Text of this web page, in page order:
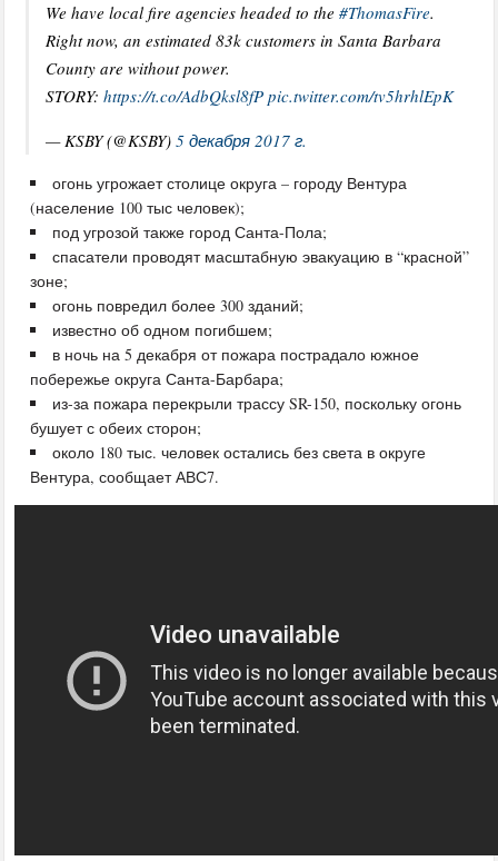
We have local fire agencies headed to the#ThomasFire.
Right now, an estimated 83k customers in Santa Barbara
County are without power.
STORY:https://t.co/AdbQksl8fP pic.twitter.com/tv5hrhlEpK
— KSBY (@KSBY)5 декабря 2017 г.
огонь угрожает столице округа – городу Вентура
(население 100 тыс человек);
под угрозой также город Санта-Пола;
спасатели проводят масштабную эвакуацию в “красной”
зоне;
огонь повредил более 300 зданий;
известно об одном погибшем;
в ночь на 5 декабря от пожара пострадало южное
побережье округа Санта-Барбара;
из-за пожара перекрыли трассу SR-150, поскольку огонь
бушует с обеих сторон;
около 180 тыс. человек остались без света в округе
Вентура, сообщает АВС7.